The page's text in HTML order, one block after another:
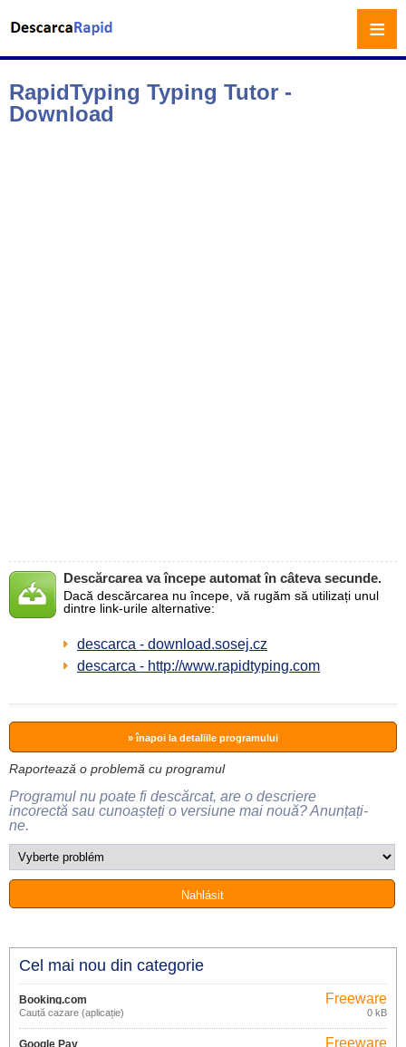
RapidTyping Typing Tutor -
Download
Descărcarea va începe automat în câteva secunde.
Dacă descărcarea nu începe, vă rugăm să utilizați unul
dintre link-urile alternative:
descarca - download.sosej.cz
descarca - http://www.rapidtyping.com
» înapoi la detaliile programului
Raportează o problemă cu programul
Programul nu poate fi descărcat, are o descriere
incorectă sau cunoașteți o versiune mai nouă? Anunțați-
ne.
Cel mai nou din categorie
Booking.com
Caută cazare (aplicație)
Freeware
0 kB
Google Pay Freeware
≡